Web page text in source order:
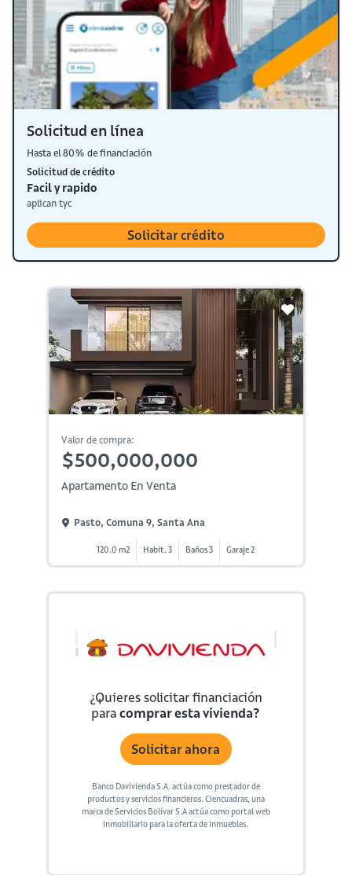
Solicitud en línea
Hasta el 80% de financiación
Solicitud de crédito
Facil y rapido
aplican tyc
Solicitar crédito
Valor de compra:
$500,000,000
Apartamento En Venta
Pasto, Comuna 9, Santa Ana
120.0 m2 Habit. 3 Baños 3 Garaje 2
¿Quieres solicitar financiación
paracomprar esta vivienda?
Solicitar ahora
Banco Davivienda S.A. actúa como prestador de
productos y servicios financieros. Ciencuadras, una
marca de Servicios Bolívar S.A actúa como portal web
inmobiliario para la oferta de inmuebles.